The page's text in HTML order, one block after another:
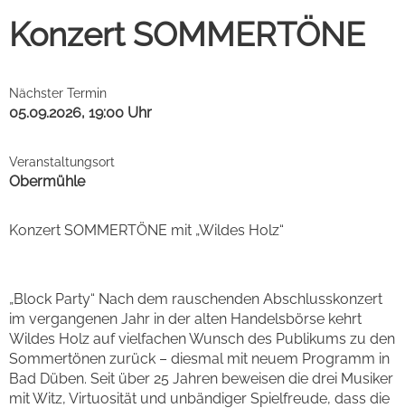
Konzert SOMMERTÖNE
Nächster Termin
05.09.2026, 19:00 Uhr
Veranstaltungsort
Obermühle
Konzert SOMMERTÖNE mit „Wildes Holz“
„Block Party“ Nach dem rauschenden Abschlusskonzert
im vergangenen Jahr in der alten Handelsbörse kehrt
Wildes Holz auf vielfachen Wunsch des Publikums zu den
Sommertönen zurück – diesmal mit neuem Programm in
Bad Düben. Seit über 25 Jahren beweisen die drei Musiker
mit Witz, Virtuosität und unbändiger Spielfreude, dass die